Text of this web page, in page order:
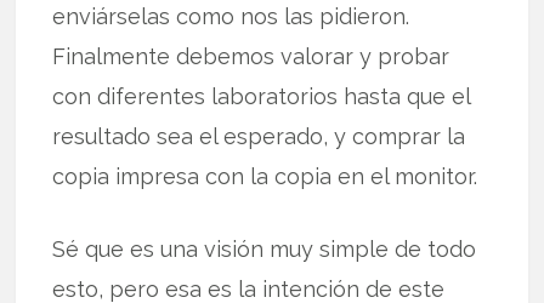
enviárselas como nos las pidieron.
Finalmente debemos valorar y probar
con diferentes laboratorios hasta que el
resultado sea el esperado, y comprar la
copia impresa con la copia en el monitor.
Sé que es una visión muy simple de todo
esto, pero esa es la intención de este